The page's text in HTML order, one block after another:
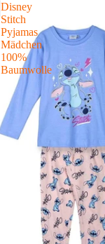
Disney
Stitch
Pyjamas
Mädchen
100%
Baumwolle